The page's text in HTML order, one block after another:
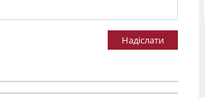
Надіслати